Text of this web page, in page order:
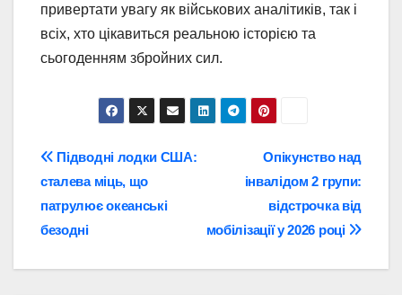
привертати увагу як військових аналітиків, так і
всіх, хто цікавиться реальною історією та
сьогоденням збройних сил.
Навігація
записів
Опікунство над
інвалідом 2 групи:
відстрочка від
мобілізації у 2026 році
Підводні лодки США:
сталева міць, що
патрулює океанські
безодні